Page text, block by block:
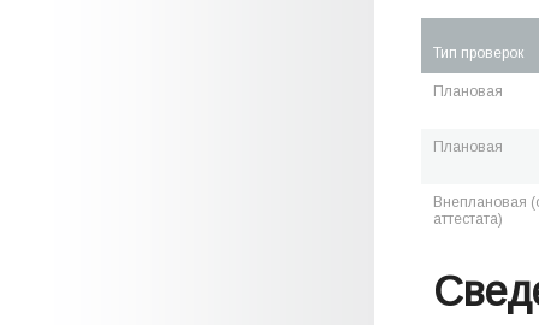
Тип проверок
Плановая
Плановая
Внеплановая
аттестата)